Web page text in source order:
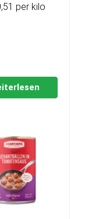
per kilo